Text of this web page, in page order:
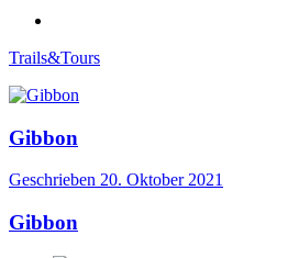
Trails&Tours
Gibbon
Geschrieben 20. Oktober 2021
Gibbon